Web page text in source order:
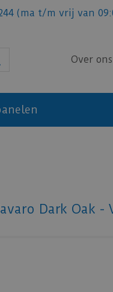
(ma t/m vrij van
Over ons
Dark Oak -